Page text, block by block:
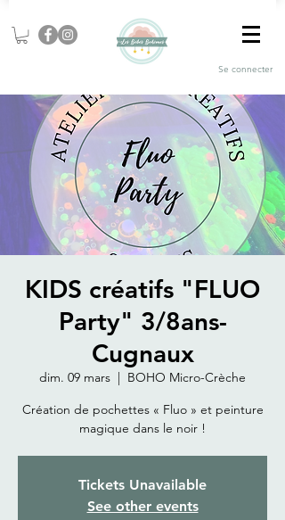
Se connecter
KIDS créatifs "FLUO
Party" 3/8ans-
Cugnaux
dim. 09 mars
  |
BOHO Micro-Crèche
Création de pochettes « Fluo » et peinture
magique dans le noir !
Tickets Unavailable
See other events